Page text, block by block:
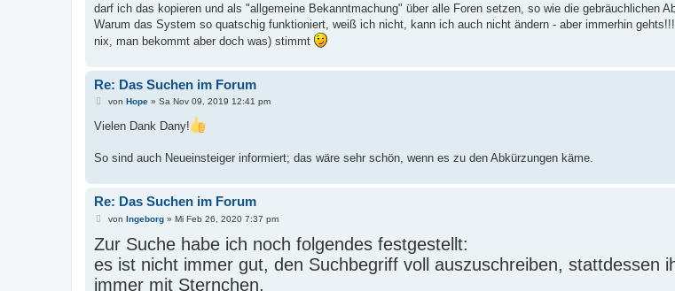
r
a
darf ich das kopieren und als "allgemeine Bekanntmachung" über alle Foren setzen, so wie die gebräuchlichen
Warum das System so quatschig funktioniert, weiß ich nicht, kann ich auch nicht ändern - aber immerhin
nix, man bekommt aber doch was) stimmt
Re: Das Suchen im Forum
B
i
t
a
g
von Hope» Sa Nov 09, 2019 12:41 pm
Vielen Dank Dany!
So sind auch Neueinsteiger informiert; das wäre sehr schön, wenn es zu den Abkürzungen käme.
Re: Das Suchen im Forum
B
i
t
r
a
g
von Ingeborg» Mi Feb 26, 2020 7:37 pm
Zur Suche habe ich noch folgendes festgestellt:
es ist nicht immer gut, den Suchbegriff voll auszuschreiben, stattdessen
immer mit Sternchen.